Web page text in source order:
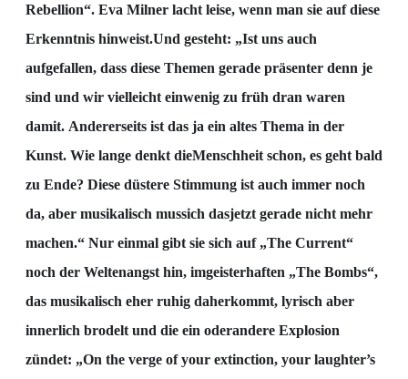
Rebellion“. Eva Milner lacht leise, wenn man sie auf diese
Erkenntnis hinweist.Und gesteht: „Ist uns auch
aufgefallen, dass diese Themen gerade präsenter denn je
sind und wir vielleicht einwenig zu früh dran waren
damit. Andererseits ist das ja ein altes Thema in der
Kunst. Wie lange denkt dieMenschheit schon, es geht bald
zu Ende? Diese düstere Stimmung ist auch immer noch
da, aber musikalisch mussich dasjetzt gerade nicht mehr
machen.“ Nur einmal gibt sie sich auf „The Current“
noch der Weltenangst hin, imgeisterhaften „The Bombs“,
das musikalisch eher ruhig daherkommt, lyrisch aber
innerlich brodelt und die ein oderandere Explosion
zündet: „On the verge of your extinction, your laughter’s